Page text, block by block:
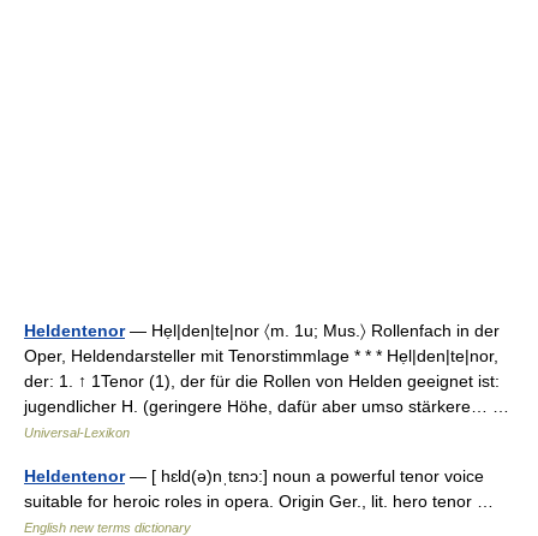
Heldentenor— Hẹl|den|te|nor 〈m. 1u; Mus.〉 Rollenfach in der
Oper, Heldendarsteller mit Tenorstimmlage * * * Hẹl|den|te|nor,
der: 1. ↑ 1Tenor (1), der für die Rollen von Helden geeignet ist:
jugendlicher H. (geringere Höhe, dafür aber umso stärkere… …
Universal-Lexikon
Heldentenor— [ hɛld(ə)nˌtɛnɔ:] noun a powerful tenor voice
suitable for heroic roles in opera. Origin Ger., lit. hero tenor …
English new terms dictionary